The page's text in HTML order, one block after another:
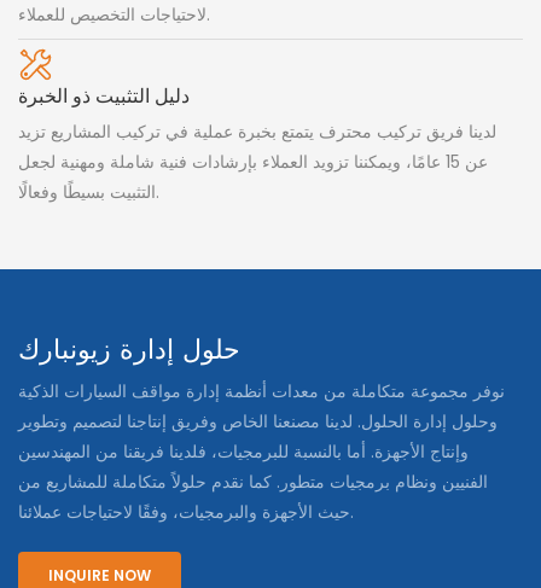
لاحتياجات التخصيص للعملاء.
دليل التثبيت ذو الخبرة
لدينا فريق تركيب محترف يتمتع بخبرة عملية في تركيب المشاريع تزيد
عن 15 عامًا، ويمكننا تزويد العملاء بإرشادات فنية شاملة ومهنية لجعل
التثبيت بسيطًا وفعالًا.
حلول إدارة زيونبارك
نوفر مجموعة متكاملة من معدات أنظمة إدارة مواقف السيارات الذكية
وحلول إدارة الحلول. لدينا مصنعنا الخاص وفريق إنتاجنا لتصميم وتطوير
وإنتاج الأجهزة. أما بالنسبة للبرمجيات، فلدينا فريقنا من المهندسين
الفنيين ونظام برمجيات متطور. كما نقدم حلولاً متكاملة للمشاريع من
حيث الأجهزة والبرمجيات، وفقًا لاحتياجات عملائنا.
INQUIRE NOW